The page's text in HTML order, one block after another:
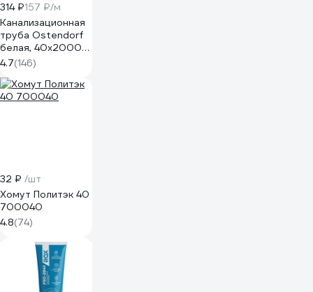
314 ₽157 ₽/м
Канализационная
труба Ostendorf
белая, 40x2000
мм 559100
4.7(146)
32 ₽ /шт
Хомут Политэк 40
700040
4.8(74)